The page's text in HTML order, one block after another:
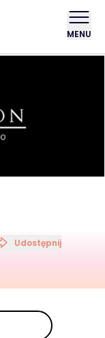
MENU
Udostępnij